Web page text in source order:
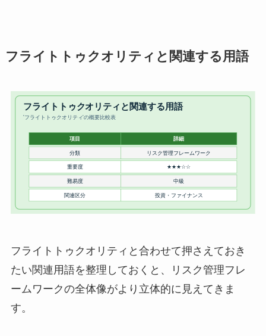
フライトトゥクオリティと関連する用語
フライトトゥクオリティと合わせて押さえておき
たい関連用語を整理しておくと、リスク管理フレ
ームワークの全体像がより立体的に見えてきま
す。